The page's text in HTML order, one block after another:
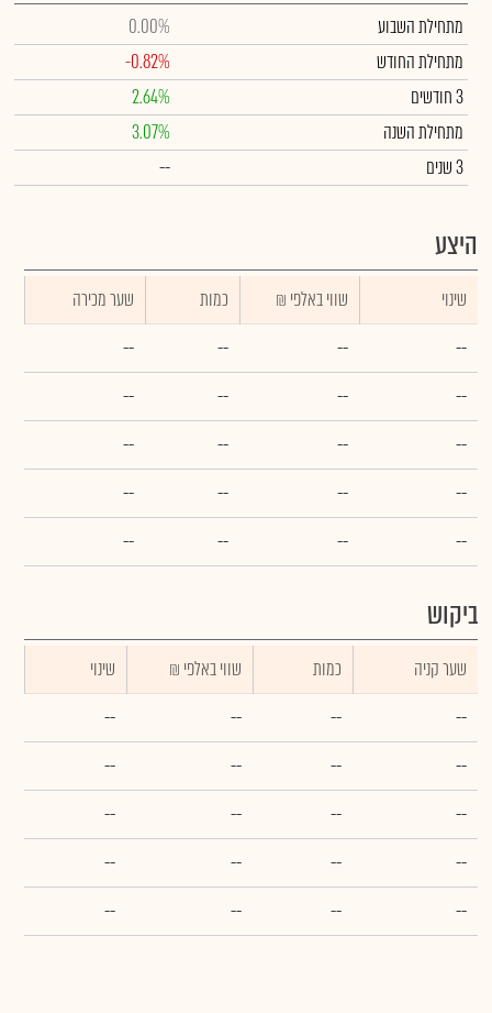
מתחילת השבוע
0.00%
מתחילת החודש
-0.82%
3 חודשים
2.64%
מתחילת השנה
3.07%
3 שנים
--
היצע
שינוי ₪ שווי באלפי כמות
שער מכירה
--
--
--
--
--
--
--
--
--
--
--
--
--
--
--
--
--
--
--
--
ביקוש
שער קניה כמות ₪ שווי באלפי
שינוי
--
--
--
--
--
--
--
--
--
--
--
--
--
--
--
--
--
--
--
--